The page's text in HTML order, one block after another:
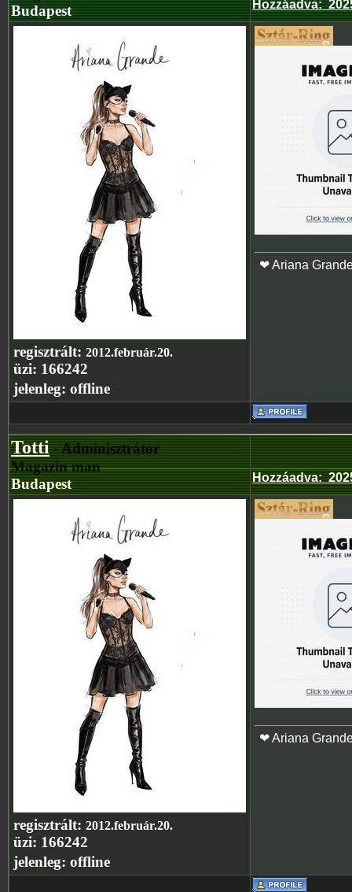
Budapest
Hozzáadva:
regisztrált: 2012.február.20.
üzi: 166242
jelenleg: offline
❤ Ariana
Totti- Adminisztrátor
Magazin man
Budapest
Hozzáadva:
regisztrált: 2012.február.20.
üzi: 166242
jelenleg: offline
❤ Ariana